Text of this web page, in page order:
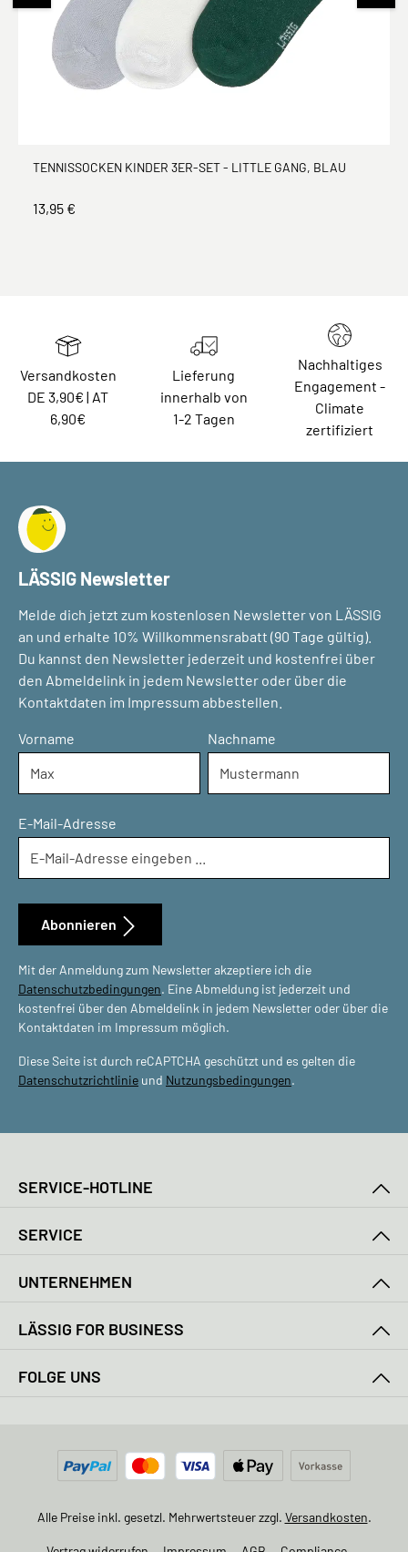
TENNISSOCKEN KINDER 3ER-SET - LITTLE GANG, BLAU
13,95 €
Versandkosten
DE 3,90€ | AT
6,90€
Lieferung
innerhalb von
1-2 Tagen
Nachhaltiges
Engagement -
Climate
zertifiziert
LÄSSIG Newsletter
Melde dich jetzt zum kostenlosen Newsletter von LÄSSIG
an und erhalte 10% Willkommensrabatt (90 Tage gültig).
Du kannst den Newsletter jederzeit und kostenfrei über
den Abmeldelink in jedem Newsletter oder über die
Kontaktdaten im Impressum abbestellen.
Vorname Nachname
E-Mail-Adresse
Mit der Anmeldung zum Newsletter akzeptiere ich die
Datenschutzbedingungen. Eine Abmeldung ist jederzeit und
kostenfrei über den Abmeldelink in jedem Newsletter oder über die
Kontaktdaten im Impressum möglich.
Diese Seite ist durch reCAPTCHA geschützt und es gelten die
Datenschutzrichtlinie und Nutzungsbedingungen.
Abonnieren
SERVICE-HOTLINE
SERVICE
UNTERNEHMEN
LÄSSIG FOR BUSINESS
FOLGE UNS
Alle Preise inkl. gesetzl. Mehrwertsteuer zzgl. Versandkosten.